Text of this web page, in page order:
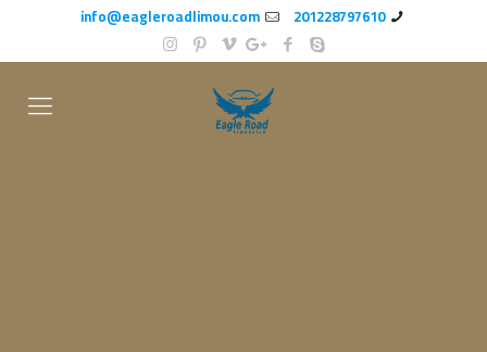
201228797610
info@eagleroadlimou.com